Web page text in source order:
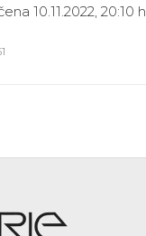
10.11.2022, 20:10 h